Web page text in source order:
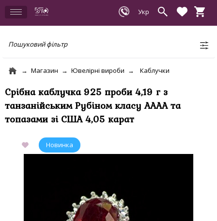
Пошуковий фільтр
Магазин Ювелірні вироби Каблучки
Срібна каблучка 925 проби 4,19 г з
танзанійським Рубіном класу АААА та
топазами зі США 4,05 карат